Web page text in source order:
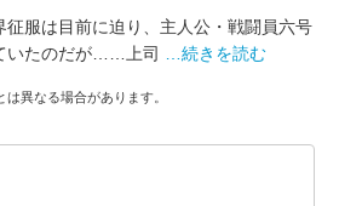
服は目前に迫り、主人公・戦闘員六号
いたのだが……上司
…続きを読む
異なる場合があります。